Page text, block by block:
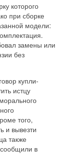
которого
при сборке
модели:
замены или
без
купли-
истцу
того,
и вывезти
также
в